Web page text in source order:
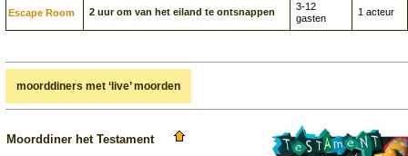
Escape Room 2 uur om van het eiland te ontsnappen
3-12
gasten
1 acteur
moorddiners met ‘live’ moorden
Moorddiner het Testament